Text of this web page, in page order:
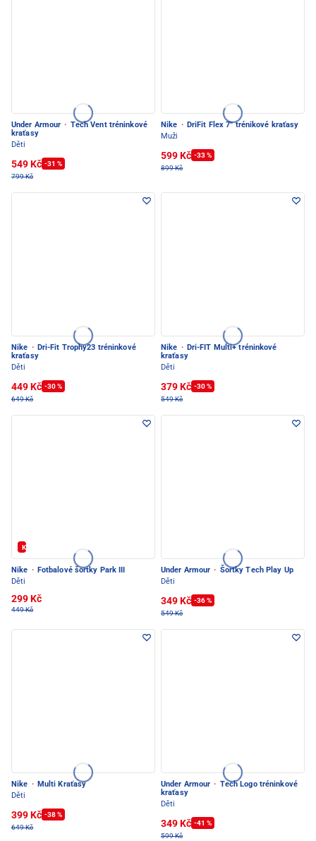
Under Armour · Tech Vent tréninkové
kraťasy
Děti
549 Kč -31 %
799 Kč
Nike · DriFit Flex 7'' trénikové kraťasy
Muži
599 Kč -33 %
899 Kč
Nike · Dri-Fit Trophy23 tréninkové
kraťasy
Děti
449 Kč -30 %
649 Kč
Nike · Dri-FIT Multi+ tréninkové
kraťasy
Děti
379 Kč -30 %
549 Kč
Kód: FOTBAL20
Nike · Fotbalové šortky Park III
Děti
299 Kč
449 Kč
Under Armour · Šortky Tech Play Up
Děti
349 Kč -36 %
549 Kč
Nike · Multi Kraťasy
Děti
399 Kč -38 %
649 Kč
Under Armour · Tech Logo tréninkové
kraťasy
Děti
349 Kč -41 %
599 Kč